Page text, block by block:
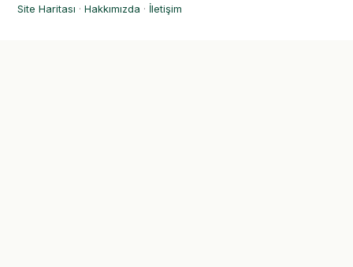
Site Haritası · Hakkımızda · İletişim